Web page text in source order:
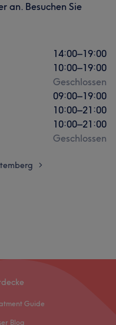
an. Besuchen Sie
14:00–19:00
10:00–19:00
Geschlossen
09:00–19:00
10:00–21:00
10:00–21:00
Geschlossen
>
Guide
Blog